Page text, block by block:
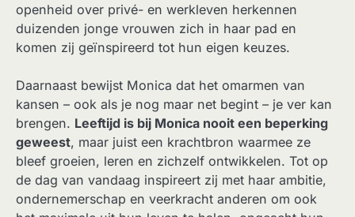
openheid over privé- en werkleven herkennen
duizenden jonge vrouwen zich in haar pad en
komen zij geïnspireerd tot hun eigen keuzes.
Daarnaast bewijst Monica dat het omarmen van
kansen – ook als je nog maar net begint – je ver kan
brengen. Leeftijd is bij Monica nooit een beperking
geweest, maar juist een krachtbron waarmee ze
bleef groeien, leren en zichzelf ontwikkelen. Tot op
de dag van vandaag inspireert zij met haar ambitie,
ondernemerschap en veerkracht anderen om ook